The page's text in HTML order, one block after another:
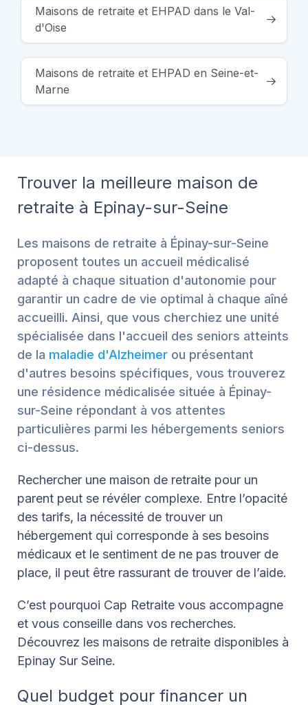
Maisons de retraite et EHPAD dans le Val-
d'Oise
Maisons de retraite et EHPAD en Seine-et-
Marne
Trouver la meilleure maison de
retraite à Epinay-sur-Seine
Les maisons de retraite à Épinay-sur-Seine
proposent toutes un accueil médicalisé
adapté à chaque situation d'autonomie pour
garantir un cadre de vie optimal à chaque aîné
accueilli. Ainsi, que vous cherchiez une unité
spécialisée dans l'accueil des seniors atteints
de la maladie d'Alzheimer ou présentant
d'autres besoins spécifiques, vous trouverez
une résidence médicalisée située à Épinay-
sur-Seine répondant à vos attentes
particulières parmi les hébergements seniors
ci-dessus.
Rechercher une maison de retraite pour un
parent peut se révéler complexe. Entre l’opacité
des tarifs, la nécessité de trouver un
hébergement qui corresponde à ses besoins
médicaux et le sentiment de ne pas trouver de
place, il peut être rassurant de trouver de l’aide.
C’est pourquoi Cap Retraite vous accompagne
et vous conseille dans vos recherches.
Découvrez les maisons de retraite disponibles à
Epinay Sur Seine.
Quel budget pour financer un